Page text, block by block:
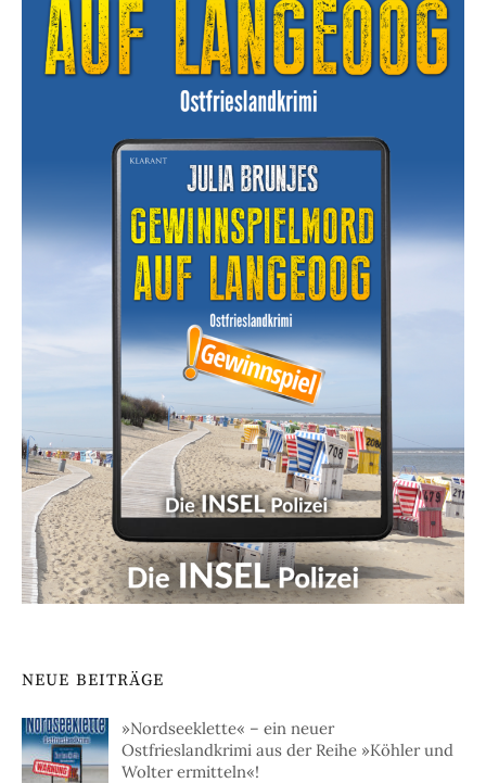
NEUE BEITRÄGE
»Nordseeklette« – ein neuer
Ostfrieslandkrimi aus der Reihe »Köhler und
Wolter ermitteln«!